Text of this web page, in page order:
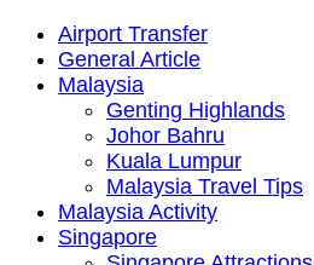
Airport Transfer
General Article
Malaysia
Genting Highlands
Johor Bahru
Kuala Lumpur
Malaysia Travel Tips
Malaysia Activity
Singapore